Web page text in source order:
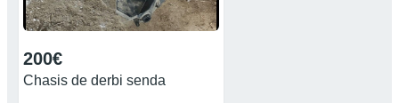
200€
Chasis de derbi senda